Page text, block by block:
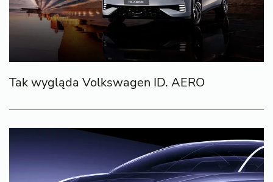
Tak wygląda Volkswagen ID. AERO